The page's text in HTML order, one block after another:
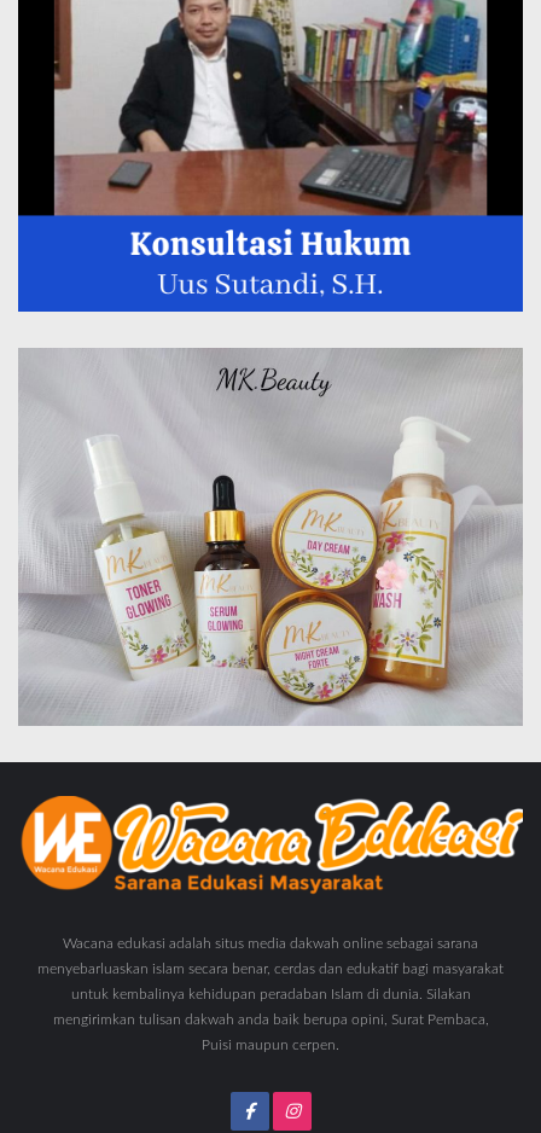
Wacana edukasi adalah situs media dakwah online sebagai sarana
menyebarluaskan islam secara benar, cerdas dan edukatif bagi masyarakat
untuk kembalinya kehidupan peradaban Islam di dunia. Silakan
mengirimkan tulisan dakwah anda baik berupa opini, Surat Pembaca,
Puisi maupun cerpen.